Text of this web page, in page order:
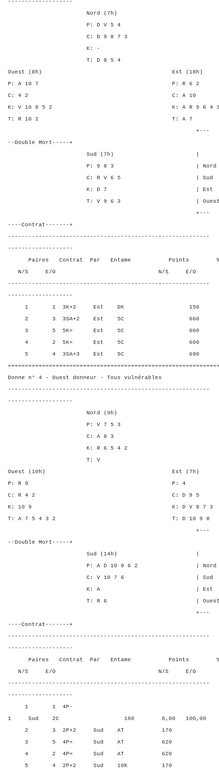
-------------------
Nord (7h)
P: D V 5 4
C: D 9 8 7 3
K: -
T: D 8 5 4
Ouest (8h) Est (18h)
P: A 10 7 P: R
C: 4 2 C: A
K: V 10 8 5 2 K: A R 9
T: R 10 2 T:
+---
--Double Mort-----+
Sud (7h) | SA P C
P: 9 8 3 | Nord - -
C: R V 6 5 | Sud - -
K: D 7 | Est 5 3
T: V 9 6 3 | Ouest 5
+---
----Contrat-------+
-----------------------------------------------------------
-------------------
Paires Contrat Par Entame Points %
N/S E/O N/S E/O N/
-----------------------------------------------------------
-------------------
1 1 3K+2 Est DK 150
2 3 3SA+2 Est 5C 660
3 5 5K= Est 5C 600
4 2 5K= Est 5C 600
5 4 3SA+3 Est 5C 690 0,00
Donne n° 4 - Ouest donneur - Tous vulnérables
-----------------------------------------------------------
-------------------
Nord (9h)
P: V 7 5 3
C: A 8 3
K: R 6 5 4 2
T: V
Ouest (10h) Est (7h)
P: R 9 P:
C: R 4 2 C: D
K: 10 9 K: D V 8
T: A 7 5 4 3 2 T: D 10
+---
--Double Mort-----+
Sud (14h) | SA P
P: A D 10 8 6 2 | Nord -
C: V 10 7 6 | Sud - 4
K: A | Est - - -
T: R 6 | Ouest - -
+---
----Contrat-------+
-----------------------------------------------------------
-------------------
Paires Contrat Par Entame Points %
N/S E/O N/S E/O N/
-----------------------------------------------------------
-------------------
1 1 4P-
1 Sud 2C 100 0,00 100,00
2 3 2P+2 Sud AT 170
3 5 4P= Sud AT 620
4 2 4P= Sud AT 620
5 4 2P+2 Sud 10K 170